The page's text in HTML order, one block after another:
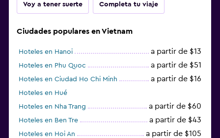
Voy a tener suerte Completa tu viaje
Ciudades populares en Vietnam
Hoteles en Hanoi a partir de $13
Hoteles en Phu Quoc a partir de $51
Hoteles en Ciudad Ho Chi Minh a partir de $16
Hoteles en Hué
Hoteles en Nha Trang
a partir de $60
Hoteles en Ben Tre a partir de $43
Hoteles en Hoi An a partir de $105